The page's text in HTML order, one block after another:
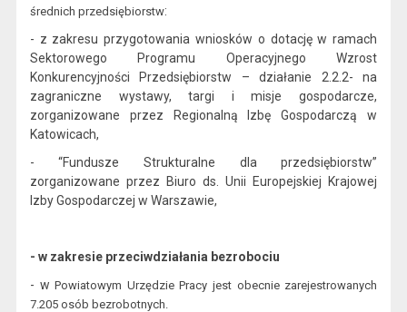
średnich przedsiębiorstw:
- z zakresu przygotowania wniosków o dotację w ramach
Sektorowego Programu Operacyjnego Wzrost
Konkurencyjności Przedsiębiorstw – działanie 2.2.2- na
zagraniczne wystawy, targi i misje gospodarcze,
zorganizowane przez Regionalną Izbę Gospodarczą w
Katowicach,
- “Fundusze Strukturalne d la przedsiębiorstw”
zorganizowane przez Biuro ds. Unii Europejskiej Krajowej
Izby Gospodarczej w Warszawie,
- w zakresie przeciwdziałania bezrobociu
- w Powiatowym Urzędzie Pracy jest obecnie zarejestrowanych
7.205 osób bezrobotnych.